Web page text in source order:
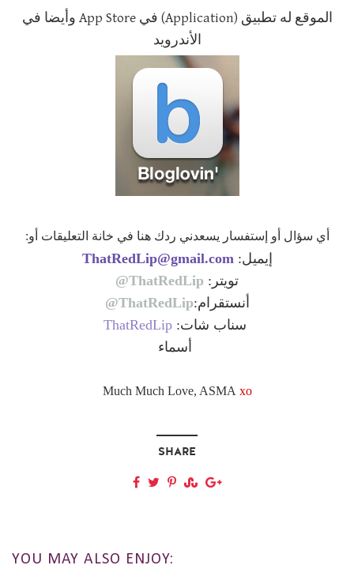
الموقع له تطبيق (Application) في App Store وأيضا في
الأندرويد
أي سؤال أو إستفسار يسعدني ردك هنا في خانة التعليقات أو:
إيميل:ThatRedLip@gmail.com
تويتر: ThatRedLip@
أنستقرام:ThatRedLip@
سناب شات: ThatRedLip
أسماء
Much Much Love, ASMA xo
SHARE
YOU MAY ALSO ENJOY: